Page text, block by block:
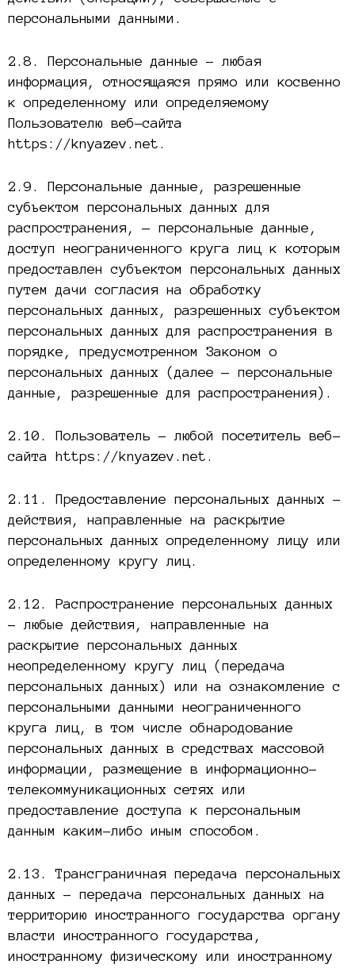
персональными данными.
2.8. Персональные данные – любая
информация, относящаяся прямо или косвенно
к определенному или определяемому
Пользователю веб-сайта
https://knyazev.net.
2.9. Персональные данные, разрешенные
субъектом персональных данных для
распространения, — персональные данные,
доступ неограниченного круга лиц к которым
предоставлен субъектом персональных данных
путем дачи согласия на обработку
персональных данных, разрешенных субъектом
персональных данных для распространения в
порядке, предусмотренном Законом о
персональных данных (далее — персональные
данные, разрешенные для распространения).
2.10. Пользователь – любой посетитель веб-
сайта https://knyazev.net.
2.11. Предоставление персональных данных –
действия, направленные на раскрытие
персональных данных определенному лицу или
определенному кругу лиц.
2.12. Распространение персональных данных
– любые действия, направленные на
раскрытие персональных данных
неопределенному кругу лиц (передача
персональных данных) или на ознакомление с
персональными данными неограниченного
круга лиц, в том числе обнародование
персональных данных в средствах массовой
информации, размещение в информационно-
телекоммуникационных сетях или
предоставление доступа к персональным
данным каким-либо иным способом.
2.13. Трансграничная передача персональных
данных – передача персональных данных на
территорию иностранного государства органу
власти иностранного государства,
иностранному физическому или иностранному